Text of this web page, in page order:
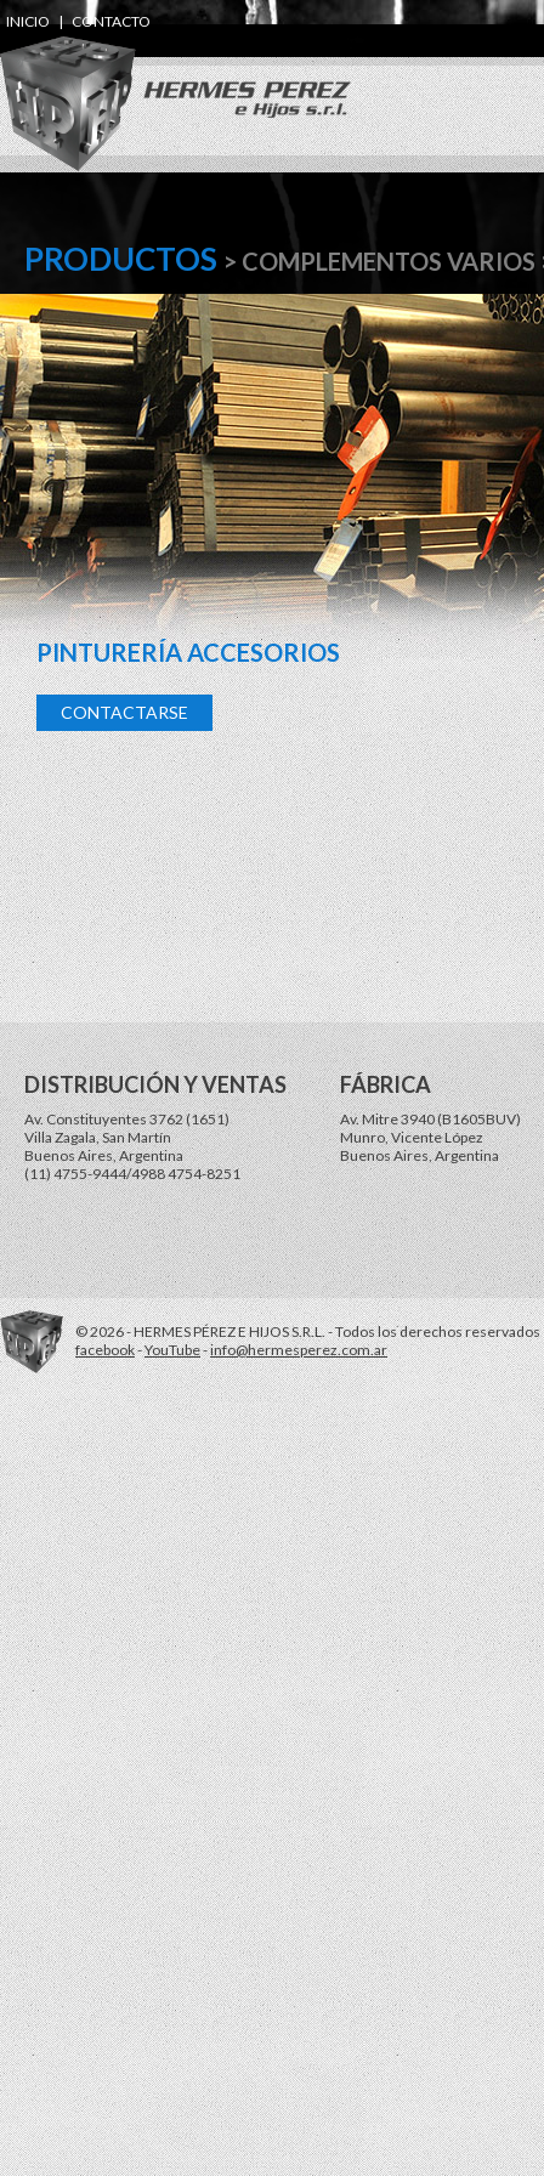
INICIO | CONTACTO
PRODUCTOS > COMPLEMENTOS
PINTURERÍA ACCESORIOS
CONTACTARSE
DISTRIBUCIÓN Y VENTAS
Av. Constituyentes 3762 (1651)
Villa Zagala, San Martín
Buenos Aires, Argentina
(11) 4755-9444/4988 4754-8251
FÁBRICA
Av. Mitre 3940 (B1605BUV)
Munro, Vicente López
Buenos Aires, Argentina
© 2026 - HERMES PÉREZ E HIJOS S.R.L. - Todos los derechos reservados
facebook-YouTube-info@hermesperez.com.ar